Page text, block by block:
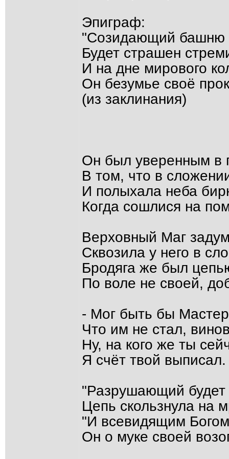
Эпиграф:
"Созидающий башню
Будет страшен
И на дне мирового
Он безумье своё
(из заклинания)
Он был уверенным в
В том, что в
И полыхала неба
Когда сошлися на
Верховный Маг
Сквозила у него в
Бродяга же был
По воле не своей,
- Мог быть бы
Что им не стал,
Ну, на кого же ты
Я счёт твой
"Разрушающий будет
Цепь скользнула на
"И всевидящим
Он о муке своей